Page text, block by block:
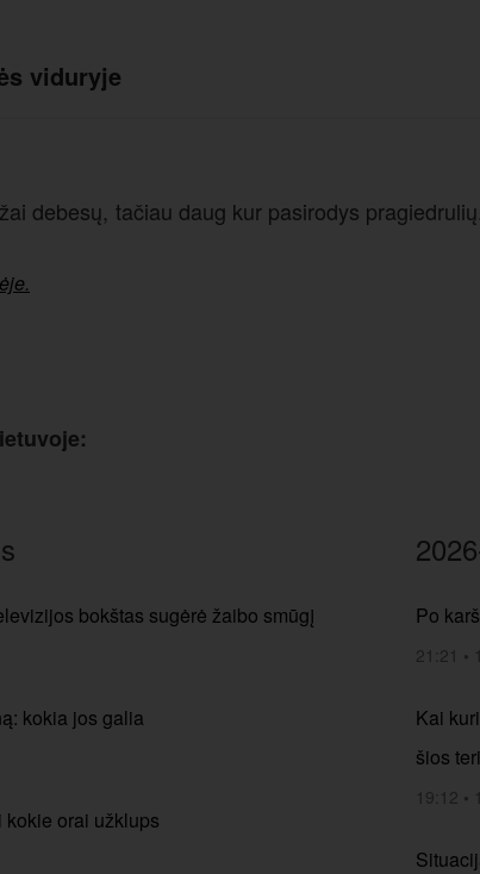
viduryje
debesų, tačiau daug kur pasirodys
bokštas sugėrė žaibo smūgį
kokia jos galia
orai užklups
Po
21:21 •
Kai
šios
19:12 •